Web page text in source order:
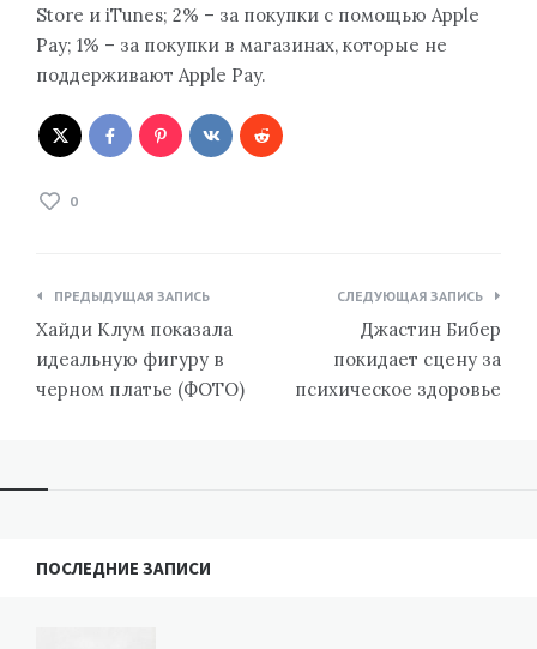
Store и iTunes; 2% – за покупки с помощью Apple
Pay; 1% – за покупки в магазинах, которые не
поддерживают Apple Pay.
0
Навигация
по
записям
ПРЕДЫДУЩАЯ ЗАПИСЬ
Хайди Клум показала
идеальную фигуру в
черном платье (ФОТО)
СЛЕДУЮЩАЯ ЗАПИСЬ
Джастин Бибер
покидает сцену за
психическое здоровье
ПОСЛЕДНИЕ ЗАПИСИ